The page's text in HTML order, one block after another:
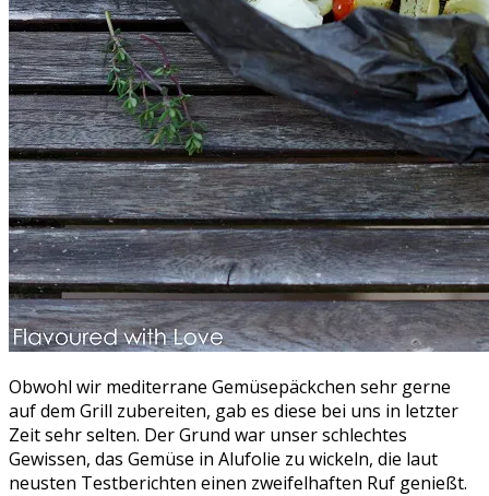
Obwohl wir mediterrane Gemüsepäckchen sehr gerne
auf dem Grill zubereiten, gab es diese bei uns in letzter
Zeit sehr selten. Der Grund war unser schlechtes
Gewissen, das Gemüse in Alufolie zu wickeln, die laut
neusten Testberichten einen zweifelhaften Ruf genießt.